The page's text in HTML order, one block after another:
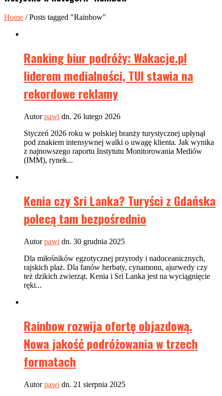
Home /Posts tagged "Rainbow"
Ranking biur podróży: Wakacje.pl
liderem medialności, TUI stawia na
rekordowe reklamy
Autorpawi dn. 26 lutego 2026
Styczeń 2026 roku w polskiej branży turystycznej upłynął
pod znakiem intensywnej walki o uwagę klienta. Jak wynika
z najnowszego raportu Instytutu Monitorowania Mediów
(IMM), rynek...
Kenia czy Sri Lanka? Turyści z Gdańska
polecą tam bezpośrednio
Autorpawi dn. 30 grudnia 2025
Dla miłośników egzotycznej przyrody i nadoceanicznych,
rajskich plaż. Dla fanów herbaty, cynamonu, ajurwedy czy
też dzikich zwierząt. Kenia i Sri Lanka jest na wyciągnięcie
ręki...
Rainbow rozwija ofertę objazdową.
Nowa jakość podróżowania w trzech
formatach
Autorpawi dn. 21 sierpnia 2025